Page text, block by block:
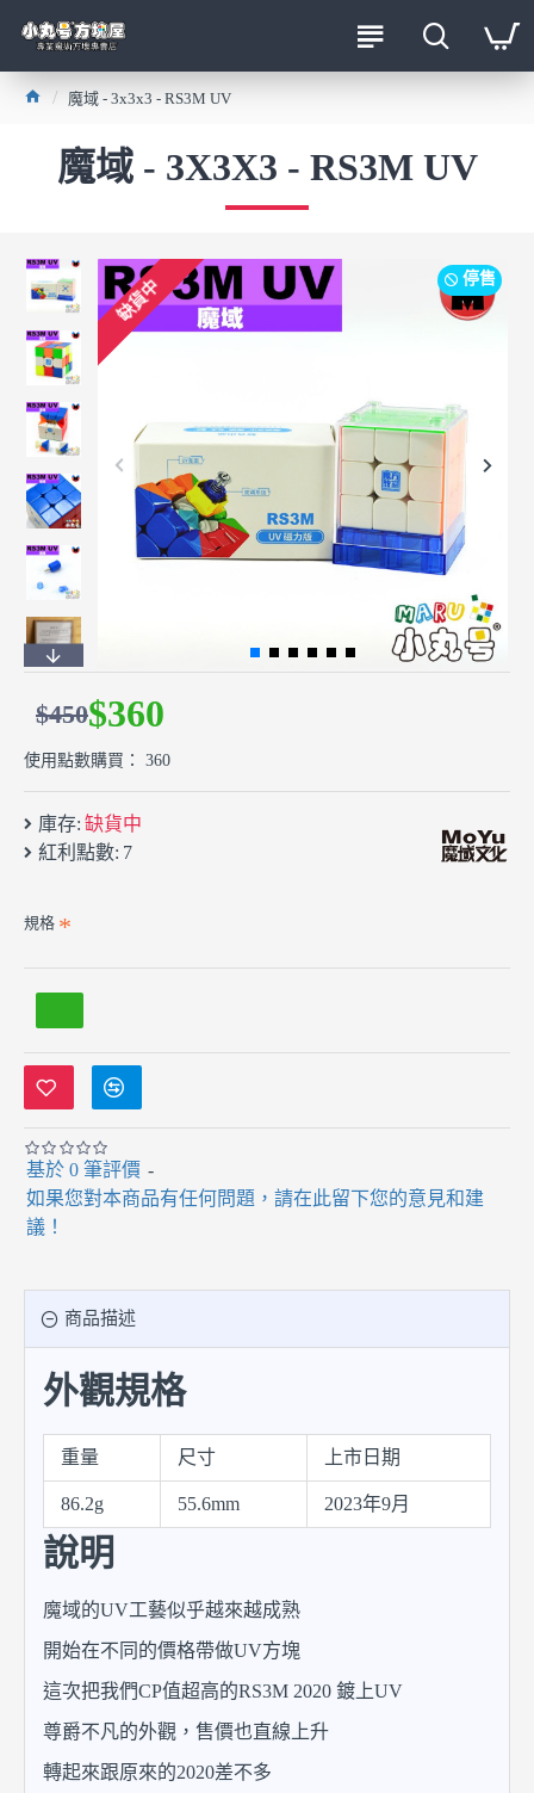
魔域 - 3x3x3 - RS3M UV
魔域 - 3X3X3 - RS3M UV
停售
缺貨中
庫存: 缺貨中
紅利點數: 7
基於 0 筆評價 -
如果您對本商品有任何問題，請在此留下您的意見和建
議！
$360
$450
使用點數購買： 360
規格
商品描述
外觀規格
重量 尺寸 上市日期
86.2g 55.6mm 2023年9月
說明
魔域的UV工藝似乎越來越成熟
開始在不同的價格帶做UV方塊
這次把我們CP值超高的RS3M 2020 鍍上UV
尊爵不凡的外觀，售價也直線上升
轉起來跟原來的2020差不多